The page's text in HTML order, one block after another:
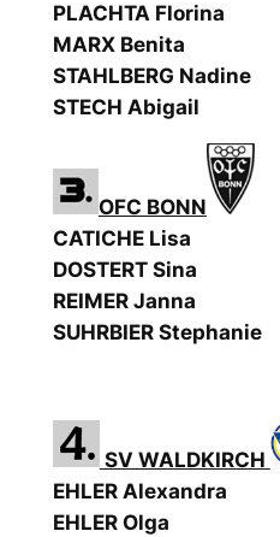
PLACHTA Florina
MARX Benita
STAHLBERG Nadine
STECH Abigail
OFC BONN
CATICHE Lisa
DOSTERT Sina
REIMER Janna
SUHRBIER Stephanie
SV WALDKIRCH
EHLER Alexandra
EHLER Olga